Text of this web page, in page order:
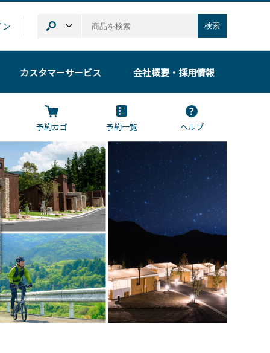
検索
カスタマーサービス 会社概要・採用情報
予約カゴ 予約一覧 ヘルプ